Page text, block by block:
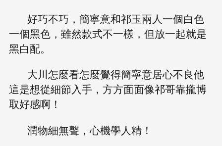
好巧不巧，簡寧意和祁玉兩人一個白色
一個黑色，雖然款式不一樣，但放一起就是
黑白配。
大川怎麼看怎麼覺得簡寧意居心不良他
這是想從細節入手，方方面面像祁哥靠攏博
取好感啊！
潤物細無聲，心機學人精！